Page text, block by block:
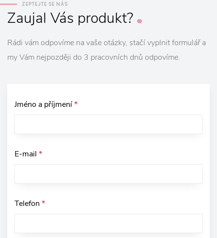
ZEPTEJTE SE NÁS
Zaujal Vás produkt?
Rádi vám odpovíme na vaše otázky, stačí vyplnit formulář a
my Vám nejpozději do 3 pracovních dnů odpovíme.
Jméno a příjmení*
E-mail *
Telefon *